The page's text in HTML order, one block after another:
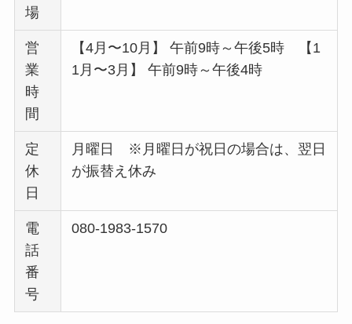
場
営
業
時
間
【4月〜10月】 午前9時～午後5時 【1
1月〜3月】 午前9時～午後4時
定
休
日
月曜日 ※月曜日が祝日の場合は、翌日
が振替え休み
電
話
番
号
080-1983-1570